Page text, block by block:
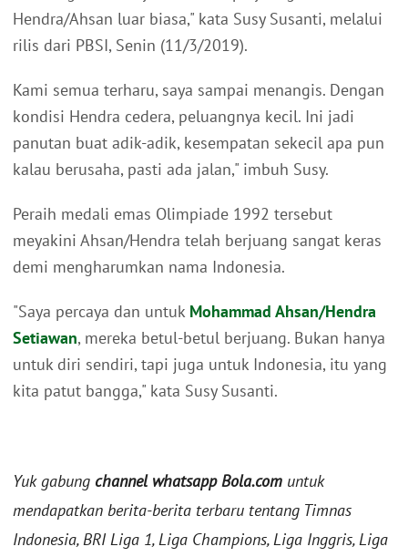
Hendra/Ahsan luar biasa," kata Susy Susanti, melalui
rilis dari PBSI, Senin (11/3/2019).
Kami semua terharu, saya sampai menangis. Dengan
kondisi Hendra cedera, peluangnya kecil. Ini jadi
panutan buat adik-adik, kesempatan sekecil apa pun
kalau berusaha, pasti ada jalan," imbuh Susy.
Peraih medali emas Olimpiade 1992 tersebut
meyakini Ahsan/Hendra telah berjuang sangat keras
demi mengharumkan nama Indonesia.
"Saya percaya dan untuk Mohammad Ahsan/Hendra
Setiawan, mereka betul-betul berjuang. Bukan hanya
untuk diri sendiri, tapi juga untuk Indonesia, itu yang
kita patut bangga," kata Susy Susanti.
Yuk gabung channel whatsapp Bola.com untuk
mendapatkan berita-berita terbaru tentang Timnas
Indonesia, BRI Liga 1, Liga Champions, Liga Inggris, Liga